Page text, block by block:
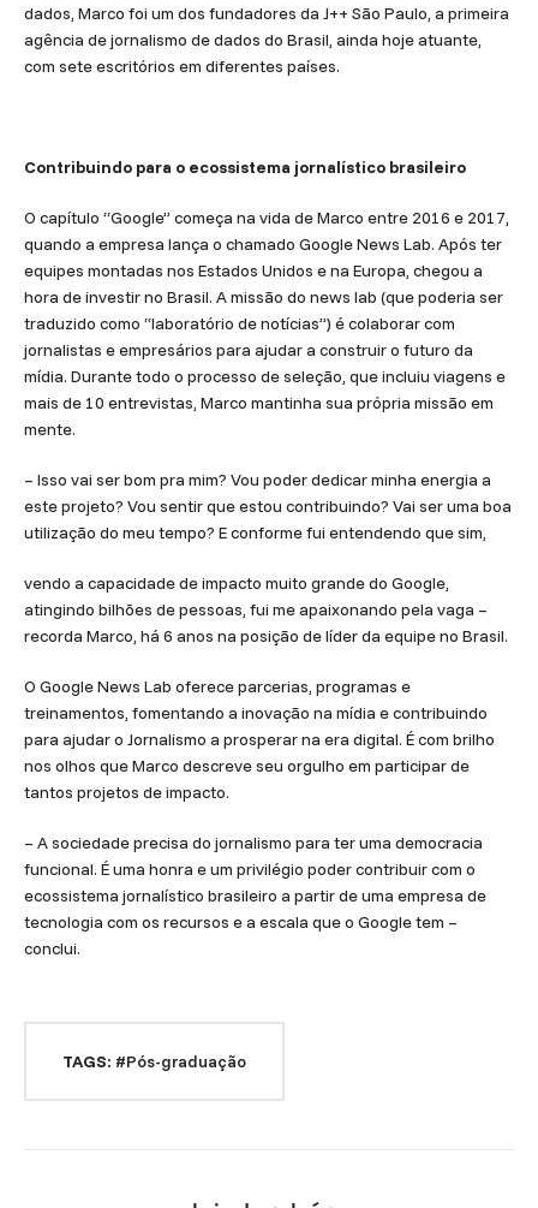
dados, Marco foi um dos fundadores da J++ São Paulo, a primeira
agência de jornalismo de dados do Brasil, ainda hoje atuante,
com sete escritórios em diferentes países.
Contribuindo para o ecossistema jornalístico brasileiro
O capítulo “Google” começa na vida de Marco entre 2016 e 2017,
quando a empresa lança o chamado Google News Lab. Após ter
equipes montadas nos Estados Unidos e na Europa, chegou a
hora de investir no Brasil. A missão do news lab (que poderia ser
traduzido como “laboratório de notícias”) é colaborar com
jornalistas e empresários para ajudar a construir o futuro da
mídia. Durante todo o processo de seleção, que incluiu viagens e
mais de 10 entrevistas, Marco mantinha sua própria missão em
mente.
– Isso vai ser bom pra mim? Vou poder dedicar minha energia a
este projeto? Vou sentir que estou contribuindo? Vai ser uma boa
utilização do meu tempo? E conforme fui entendendo que sim,
vendo a capacidade de impacto muito grande do Google,
atingindo bilhões de pessoas, fui me apaixonando pela vaga –
recorda Marco, há 6 anos na posição de líder da equipe no Brasil.
O Google News Lab oferece parcerias, programas e
treinamentos, fomentando a inovação na mídia e contribuindo
para ajudar o Jornalismo a prosperar na era digital. É com brilho
nos olhos que Marco descreve seu orgulho em participar de
tantos projetos de impacto.
– A sociedade precisa do jornalismo para ter uma democracia
funcional. É uma honra e um privilégio poder contribuir com o
ecossistema jornalístico brasileiro a partir de uma empresa de
tecnologia com os recursos e a escala que o Google tem –
conclui.
TAGS: #Pós-graduação